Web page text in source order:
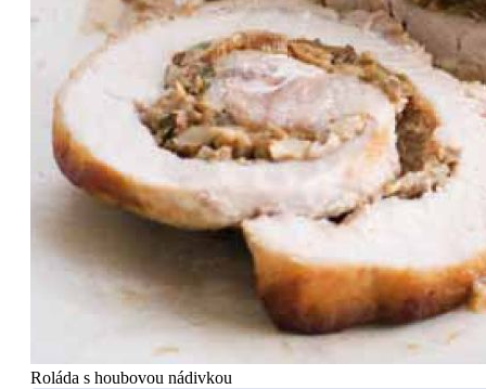
Roláda s houbovou nádivkou